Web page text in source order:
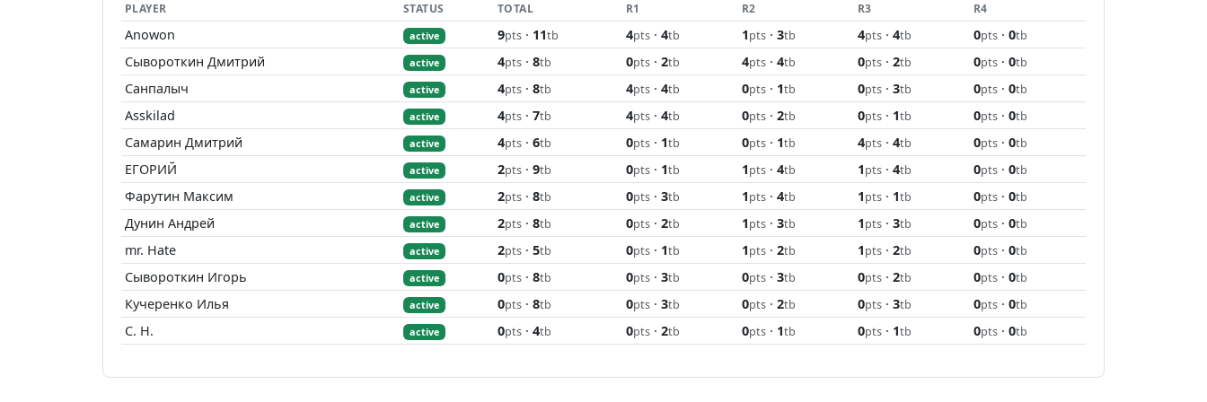
PLAYER STATUS TOTAL R1 R2 R3 R4
Anowon active 9pts · 11tb 4pts · 4tb 1pts · 3tb 4pts · 4tb 0pts · 0tb
Сывороткин Дмитрий active 4pts · 8tb 0pts · 2tb 4pts · 4tb 0pts · 2tb 0pts · 0tb
Санпалыч active 4pts · 8tb 4pts · 4tb 0pts · 1tb 0pts · 3tb 0pts · 0tb
Asskilad active 4pts · 7tb 4pts · 4tb 0pts · 2tb 0pts · 1tb 0pts · 0tb
Самарин Дмитрий active 4pts · 6tb 0pts · 1tb 0pts · 1tb 4pts · 4tb 0pts · 0tb
ЕГОРИЙ active 2pts · 9tb 0pts · 1tb 1pts · 4tb 1pts · 4tb 0pts · 0tb
Фарутин Максим active 2pts · 8tb 0pts · 3tb 1pts · 4tb 1pts · 1tb 0pts · 0tb
Дунин Андрей active 2pts · 8tb 0pts · 2tb 1pts · 3tb 1pts · 3tb 0pts · 0tb
mr. Hate active 2pts · 5tb 0pts · 1tb 1pts · 2tb 1pts · 2tb 0pts · 0tb
Сывороткин Игорь active 0pts · 8tb 0pts · 3tb 0pts · 3tb 0pts · 2tb 0pts · 0tb
Кучеренко Илья active 0pts · 8tb 0pts · 3tb 0pts · 2tb 0pts · 3tb 0pts · 0tb
С. Н. active 0pts · 4tb 0pts · 2tb 0pts · 1tb 0pts · 1tb 0pts · 0tb